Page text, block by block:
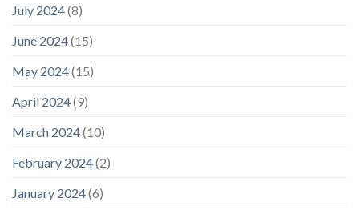
July 2024(8)
June 2024(15)
May 2024(15)
April 2024(9)
March 2024(10)
February 2024(2)
January 2024(6)